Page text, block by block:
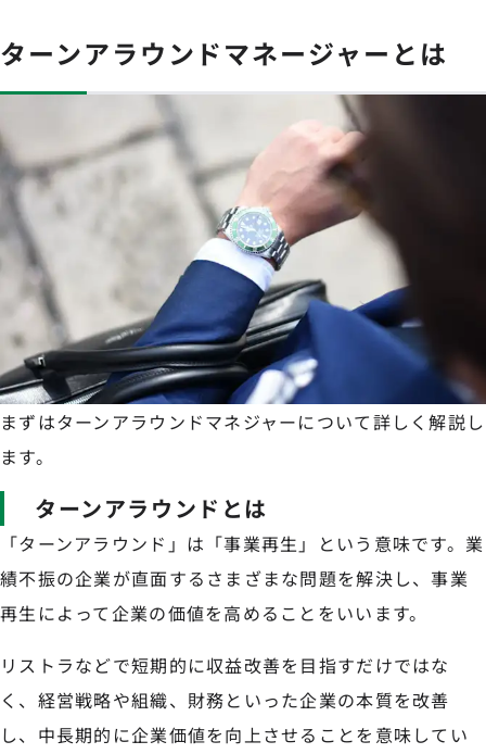
ターンアラウンドマネージャーとは
まずはターンアラウンドマネジャーについて詳しく解説し
ます。
ターンアラウンドとは
「ターンアラウンド」は「事業再生」という意味です。業
績不振の企業が直面するさまざまな問題を解決し、事業
再生によって企業の価値を高めることをいいます。
リストラなどで短期的に収益改善を目指すだけではな
く、経営戦略や組織、財務といった企業の本質を改善
し、中長期的に企業価値を向上させることを意味してい